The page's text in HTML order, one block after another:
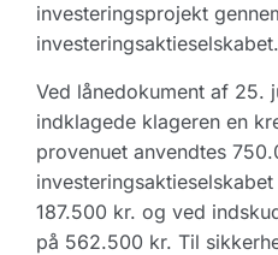
investeringsprojekt
investeringsaktieselskabet.
Ved lånedokument af 25.
indklagede klageren en
provenuet anvendtes
187.500 kr. og ved
på 562.500 kr. Til